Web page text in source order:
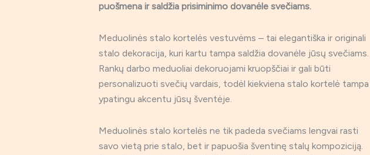
puošmena ir saldžia prisiminimo dovanėle svečiams.
Meduolinės stalo kortelės vestuvėms – tai elegantiška ir originali
stalo dekoracija, kuri kartu tampa saldžia dovanėle jūsų svečiams.
Rankų darbo meduoliai dekoruojami kruopščiai ir gali būti
personalizuoti svečių vardais, todėl kiekviena stalo kortelė tampa
ypatingu akcentu jūsų šventėje.
Meduolinės stalo kortelės ne tik padeda svečiams lengvai rasti
savo vietą prie stalo, bet ir papuošia šventinę stalų kompoziciją.